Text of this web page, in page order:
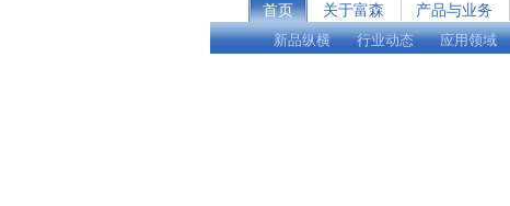
首页 关于富森 产品与业务
新品纵横 行业动态 应用领域